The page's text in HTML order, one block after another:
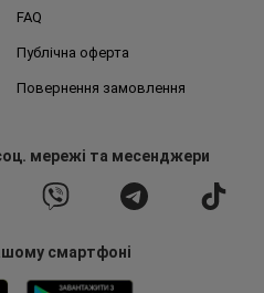
FAQ
Публічна оферта
Повернення замовлення
мережі та месенджери
смартфоні